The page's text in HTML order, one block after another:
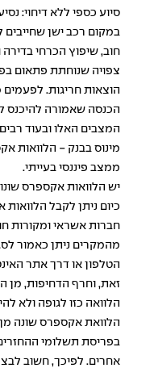
סיוע כספי ללא דיחוי:
במקום רכב ישן שחייבים
חוב, שיפוץ הכרחי
צפויה שנוחתת פתאום
הוצאות חריגות.
הכנסה שאמורה להיכנס
המצבים האלו ובעוד
מינוס בבנק - הלוואות
ממצב פיננסי בעייתי.
יש הלוואות אקספרס
כיום ניתן לקבל הלוואות
חברות אשראי ומקורות
מהמקרים ניתן כאמור
הטלפון או דרך אתר
זאת, וחרף הדחיפות, מן
הלוואה כזו לגופה ולא
הלוואת אקספרס שונה
בפריסת תשלומי
אחרים. לפיכך, חשוב